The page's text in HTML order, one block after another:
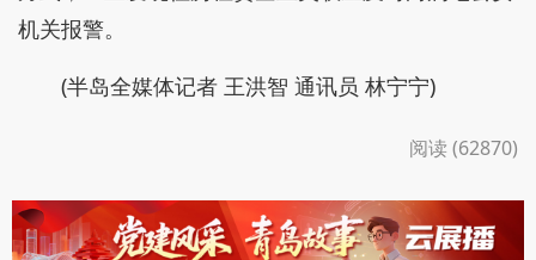
机关报警。
(半岛全媒体记者 王洪智 通讯员 林宁宁)
阅读 (62870)